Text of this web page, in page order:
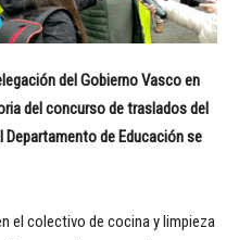
del Gobierno Vasco en
del concurso de traslados del
de Educación se
el colectivo de cocina y limpieza